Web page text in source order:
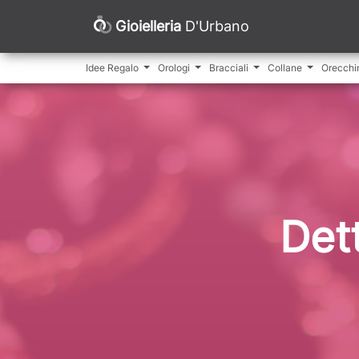
Gioielleria D'Urbano
Idee Regalo Orologi Bracciali Collane